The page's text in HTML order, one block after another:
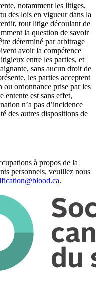
notamment les litiges,
des lois en vigueur dans la
tout litige découlant de
la question de savoir
déterminé par arbitrage
avoir la compétence
entre les parties, et
sans aucun droit de
les parties acceptent
ou ordonnance prise par les
entente est sans effet,
n’a pas d’incidence
des autres dispositions de
à propos de la
personnels, veuillez nous
.